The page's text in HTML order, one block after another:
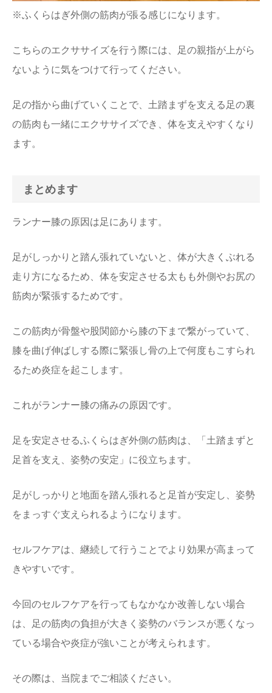
※ふくらはぎ外側の筋肉が張る感じになります。
こちらのエクササイズを行う際には、足の親指が上がら
ないように気をつけて行ってください。
足の指から曲げていくことで、土踏まずを支える足の裏
の筋肉も一緒にエクササイズでき、体を支えやすくなり
ます。
まとめます
ランナー膝の原因は足にあります。
足がしっかりと踏ん張れていないと、体が大きくぶれる
走り方になるため、体を安定させる太もも外側やお尻の
筋肉が緊張するためです。
この筋肉が骨盤や股関節から膝の下まで繋がっていて、
膝を曲げ伸ばしする際に緊張し骨の上で何度もこすられ
るため炎症を起こします。
これがランナー膝の痛みの原因です。
足を安定させるふくらはぎ外側の筋肉は、「土踏まずと
足首を支え、姿勢の安定」に役立ちます。
足がしっかりと地面を踏ん張れると足首が安定し、姿勢
をまっすぐ支えられるようになります。
セルフケアは、継続して行うことでより効果が高まって
きやすいです。
今回のセルフケアを行ってもなかなか改善しない場合
は、足の筋肉の負担が大きく姿勢のバランスが悪くなっ
ている場合や炎症が強いことが考えられます。
その際は、当院までご相談ください。